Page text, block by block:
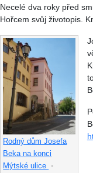
Necelé dva roky před
Hořcem svůj životopis.
Rodný dům Josefa
Beka na konci
Mýtské ulice •